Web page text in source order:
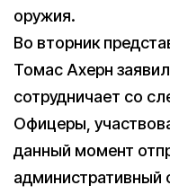
оружия.
Во вторник
Томас Ахерн
сотрудничает со
Офицеры,
данный момент
административный